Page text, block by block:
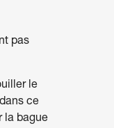
pas
le
ce
la bague